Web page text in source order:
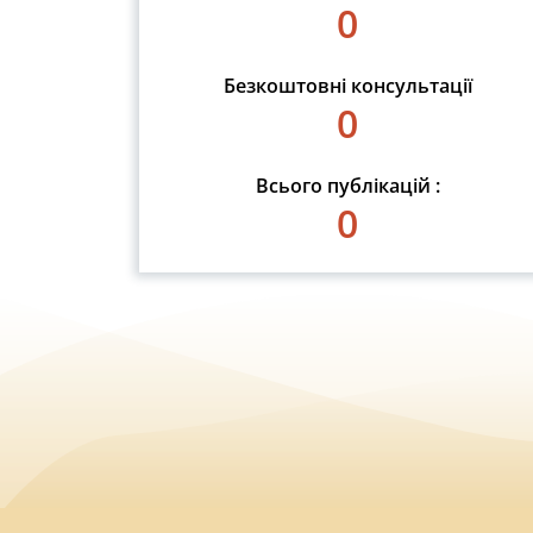
0
Безкоштовні консультації
0
Всього публікацій :
0